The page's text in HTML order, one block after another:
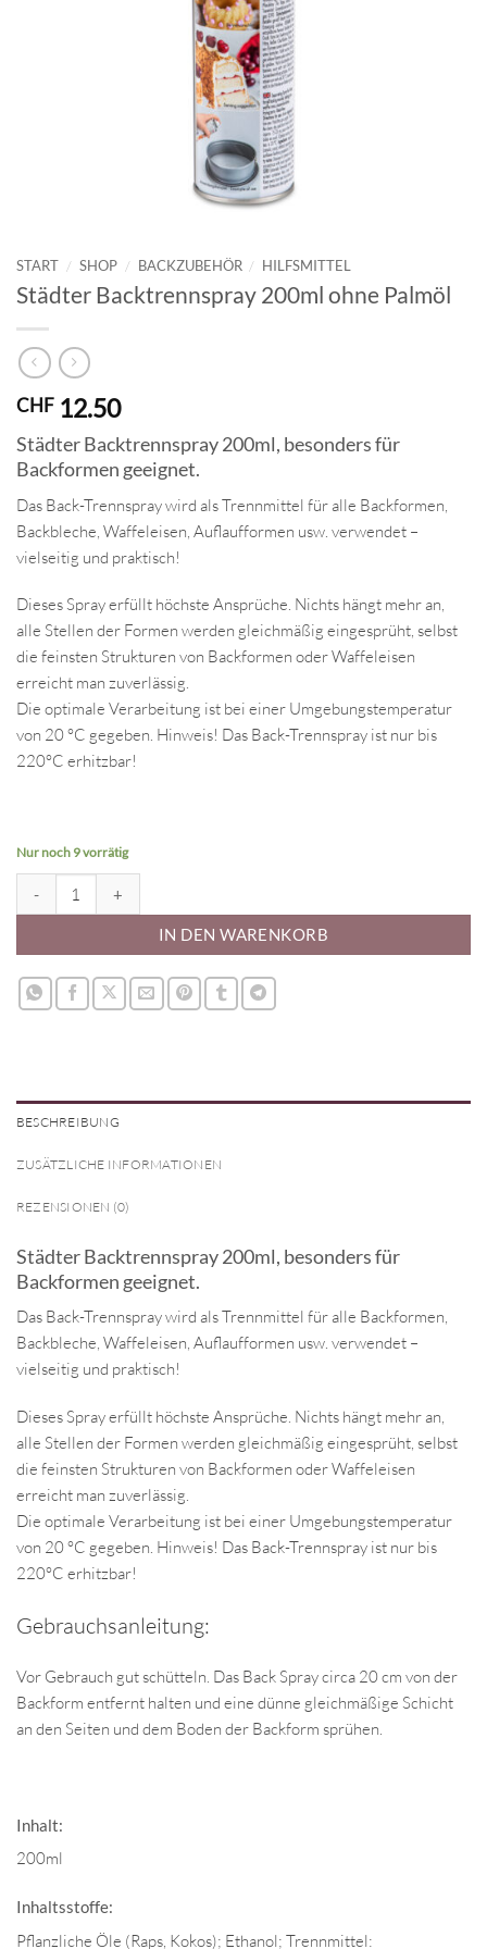
START / SHOP / BACKZUBEHÖR / HILFSMITTEL
Städter Backtrennspray 200ml ohne Palmöl
CHF 12.50
Städter Backtrennspray 200ml, besonders für
Backformen geeignet.
Das Back-Trennspray wird als Trennmittel für alle Backformen,
Backbleche, Waffeleisen, Auflaufformen usw. verwendet –
vielseitig und praktisch!
Dieses Spray erfüllt höchste Ansprüche. Nichts hängt mehr an,
alle Stellen der Formen werden gleichmäßig eingesprüht, selbst
die feinsten Strukturen von Backformen oder Waffeleisen
erreicht man zuverlässig.
Die optimale Verarbeitung ist bei einer Umgebungstemperatur
von 20 °C gegeben. Hinweis! Das Back-Trennspray ist nur bis
220°C erhitzbar!
Nur noch 9 vorrätig
IN DEN WARENKORB
BESCHREIBUNG
ZUSÄTZLICHE INFORMATIONEN
REZENSIONEN (0)
Städter Backtrennspray 200ml, besonders für
Backformen geeignet.
Das Back-Trennspray wird als Trennmittel für alle Backformen,
Backbleche, Waffeleisen, Auflaufformen usw. verwendet –
vielseitig und praktisch!
Dieses Spray erfüllt höchste Ansprüche. Nichts hängt mehr an,
alle Stellen der Formen werden gleichmäßig eingesprüht, selbst
die feinsten Strukturen von Backformen oder Waffeleisen
erreicht man zuverlässig.
Die optimale Verarbeitung ist bei einer Umgebungstemperatur
von 20 °C gegeben. Hinweis! Das Back-Trennspray ist nur bis
220°C erhitzbar!
Gebrauchsanleitung:
Vor Gebrauch gut schütteln. Das Back Spray circa 20 cm von der
Backform entfernt halten und eine dünne gleichmäßige Schicht
an den Seiten und dem Boden der Backform sprühen.
Inhalt:
200ml
Inhaltsstoffe:
Pflanzliche Öle (Raps, Kokos); Ethanol; Trennmittel: